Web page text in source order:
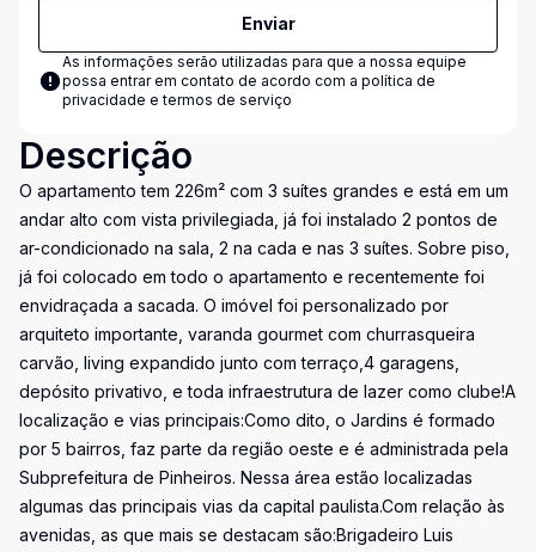
Enviar
As informações serão utilizadas para que a nossa equipe
possa entrar em contato de acordo com a política de
privacidade e termos de serviço
Descrição
O apartamento tem 226m² com 3 suítes grandes e está em um
andar alto com vista privilegiada, já foi instalado 2 pontos de
ar-condicionado na sala, 2 na cada e nas 3 suítes. Sobre piso,
já foi colocado em todo o apartamento e recentemente foi
envidraçada a sacada. O imóvel foi personalizado por
arquiteto importante, varanda gourmet com churrasqueira
carvão, living expandido junto com terraço,4 garagens,
depósito privativo, e toda infraestrutura de lazer como clube!A
localização e vias principais:Como dito, o Jardins é formado
por 5 bairros, faz parte da região oeste e é administrada pela
Subprefeitura de Pinheiros. Nessa área estão localizadas
algumas das principais vias da capital paulista.Com relação às
avenidas, as que mais se destacam são:Brigadeiro Luis